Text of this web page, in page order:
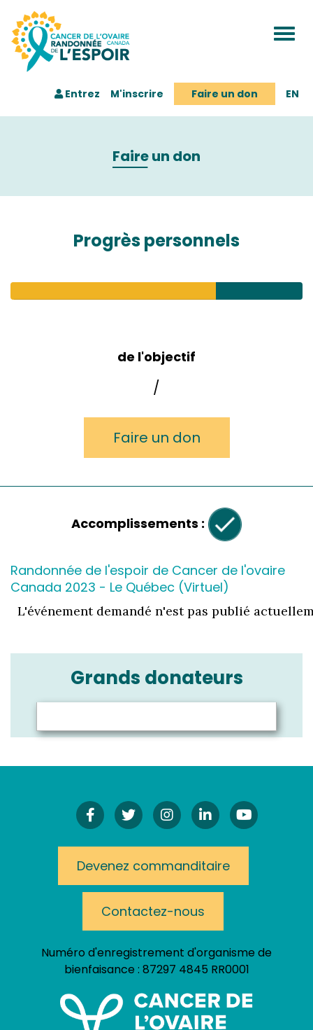
Entrez M'inscrire Faire un don EN
Faire un don
Progrès personnels
de l'objectif
/
Faire un don
Accomplissements :
Randonnée de l'espoir de Cancer de l'ovaire
Canada 2023 - Le Québec (Virtuel)
L'événement demandé n'est pas publié
Grands donateurs
Facebook
TwitterInstagram!
LinkedInYouTube
Devenez commanditaire
Contactez-nous
Numéro d'enregistrement d'organisme de
bienfaisance : 87297 4845 RR0001